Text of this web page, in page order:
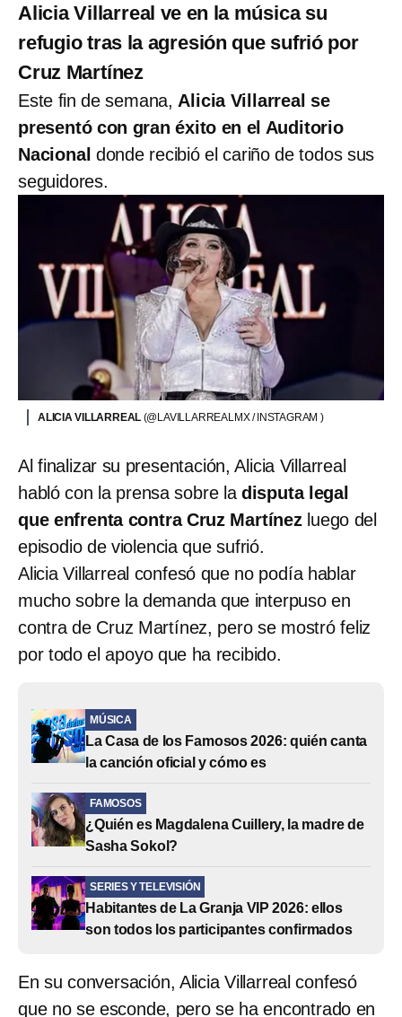
Alicia Villarreal ve en la música su
refugio tras la agresión que sufrió por
Cruz Martínez
Este fin de semana, Alicia Villarreal se
presentó con gran éxito en el Auditorio
Nacional donde recibió el cariño de todos sus
seguidores.
ALICIA VILLARREAL (@LAVILLARREALMX / INSTAGRAM )
Al finalizar su presentación, Alicia Villarreal
habló con la prensa sobre ladisputa legal
que enfrenta contra Cruz Martínez luego del
episodio de violencia que sufrió.
Alicia Villarreal confesó que no podía hablar
mucho sobre la demanda que interpuso en
contra de Cruz Martínez, pero se mostró feliz
por todo el apoyo que ha recibido.
MÚSICA
La Casa de los Famosos 2026: quién canta
la canción oficial y cómo es
FAMOSOS
¿Quién es Magdalena Cuillery, la madre de
Sasha Sokol?
SERIES Y TELEVISIÓN
Habitantes de La Granja VIP 2026: ellos
son todos los participantes confirmados
En su conversación, Alicia Villarreal confesó
que no se esconde, pero se ha encontrado en